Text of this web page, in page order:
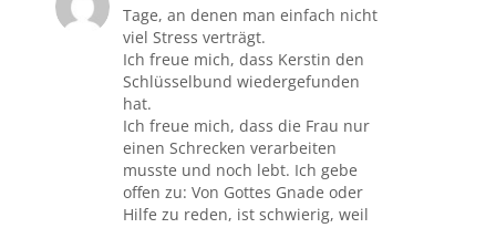
Tage, an denen man einfach nicht
viel Stress verträgt.
Ich freue mich, dass Kerstin den
Schlüsselbund wiedergefunden
hat.
Ich freue mich, dass die Frau nur
einen Schrecken verarbeiten
musste und noch lebt. Ich gebe
offen zu: Von Gottes Gnade oder
Hilfe zu reden, ist schwierig, weil